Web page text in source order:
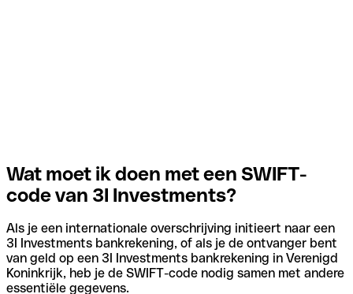
Wat moet ik doen met een SWIFT-
code van 3I Investments?
Als je een internationale overschrijving initieert naar een
3I Investments bankrekening, of als je de ontvanger bent
van geld op een 3I Investments bankrekening in Verenigd
Koninkrijk, heb je de SWIFT-code nodig samen met andere
essentiële gegevens.